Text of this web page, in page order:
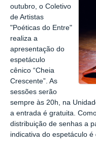
outubro, o Coletivo
de Artistas
"Poéticas do Entre"
realiza a
apresentação do
espetáculo
cênico “Cheia
Crescente”. As
sessões serão
sempre às 20h, na
a entrada é gratuita.
distribuição de senhas a
indicativa do espetáculo é